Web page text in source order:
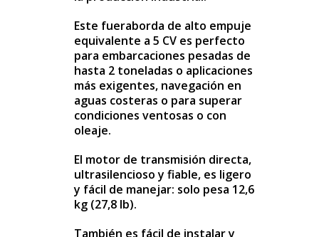
Este fueraborda de alto empuje
equivalente a 5 CV es perfecto
para embarcaciones pesadas de
hasta 2 toneladas o aplicaciones
más exigentes, navegación en
aguas costeras o para superar
condiciones ventosas o con
oleaje.
El motor de transmisión directa,
ultrasilencioso y fiable, es ligero
y fácil de manejar: solo pesa 12,6
kg (27,8 lb).
También es fácil de instalar y